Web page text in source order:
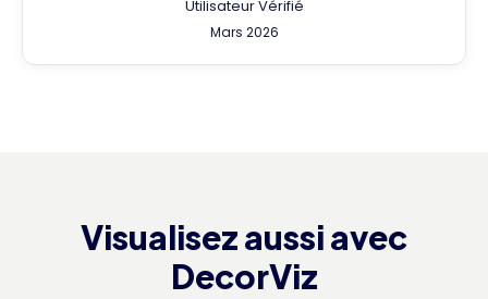
Utilisateur Vérifié
Mars 2026
Visualisez aussi avec
DecorViz